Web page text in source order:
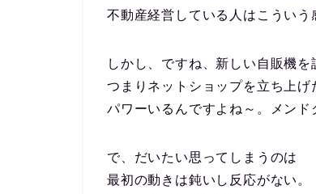
不動産経営している人はこういう
しかし、ですね、新しい自販機を
つまりネットショップを立ち上げ
パワーいるんですよね～。メンド
で、だいたい思ってしまうのは
最初の動きは鈍いし反応がない。